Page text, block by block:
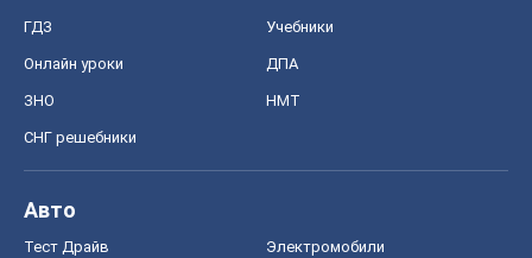
ГДЗ Учебники
Онлайн уроки ДПА
ЗНО НМТ
СНГ решебники
Авто
Тест Драйв Электромобили